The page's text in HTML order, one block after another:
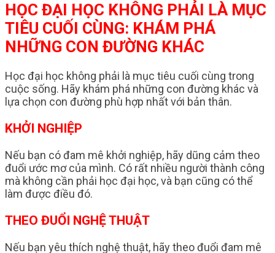
HỌC ĐẠI HỌC KHÔNG PHẢI LÀ MỤC
TIÊU CUỐI CÙNG: KHÁM PHÁ
NHỮNG CON ĐƯỜNG KHÁC
Học đại học không phải là mục tiêu cuối cùng trong
cuộc sống. Hãy khám phá những con đường khác và
lựa chọn con đường phù hợp nhất với bản thân.
KHỞI NGHIỆP
Nếu bạn có đam mê khởi nghiệp, hãy dũng cảm theo
đuổi ước mơ của mình. Có rất nhiều người thành công
mà không cần phải học đại học, và bạn cũng có thể
làm được điều đó.
THEO ĐUỔI NGHỆ THUẬT
Nếu bạn yêu thích nghệ thuật, hãy theo đuổi đam mê